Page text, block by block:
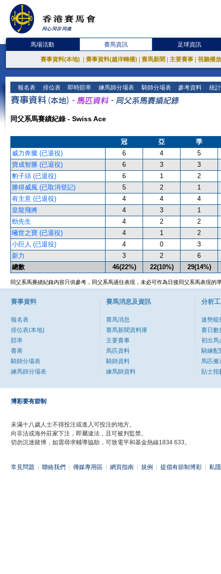
馬場活動 賽馬資訊 足球資訊
賽事資料(本地) 賽事資料(越洋轉播) 賽馬新聞 主要賽事 視聽播
報名表 排位表 即時賠率 練馬師分場表 騎師分場表 參考資料 統
同父系馬賽績紀錄 - Swiss Ace
冠 亞
季
威力奔騰 (已退役)
6 4
5
寶成智勝 (已退役)
6 3
3
豹子頭 (已退役)
6 1
2
勝得威風 (已取消登記)
5 2
1
有主意 (已退役)
4 4
4
皇龍飛將
4 3
1
勁先生
4 2
2
曦世之寶 (已退役)
4 1
2
小巨人 (已退役)
4 0
3
新力
3 2
6
總數
46(22%) 22(10%) 29(14%)
同父系馬賽績紀錄內容只供參考，同父系馬過往表現，未必可作為日後同父系馬表現的
賽事資料
報名表
排位表(本地)
賠率
賽果
騎師分場表
練馬師分場表
賽馬消息及資訊
賽馬消息
賽馬新聞資料庫
主要賽事
馬匹資料
騎師資料
練馬師資料
分析
速勢能
賽日數
初出馬
騎練配
馬匹搬
貼士指
博彩要有節制
未滿十八歲人士不得投注或進入可投注的地方。
向非法或海外莊家下注，即屬違法，且可被判監禁。
切勿沉迷賭博，如需尋求輔導協助，可致電平和基金熱線1834 633。
常見問題 聯絡我們 傳媒專用區 網頁指南 規例 提倡有節制博彩 私